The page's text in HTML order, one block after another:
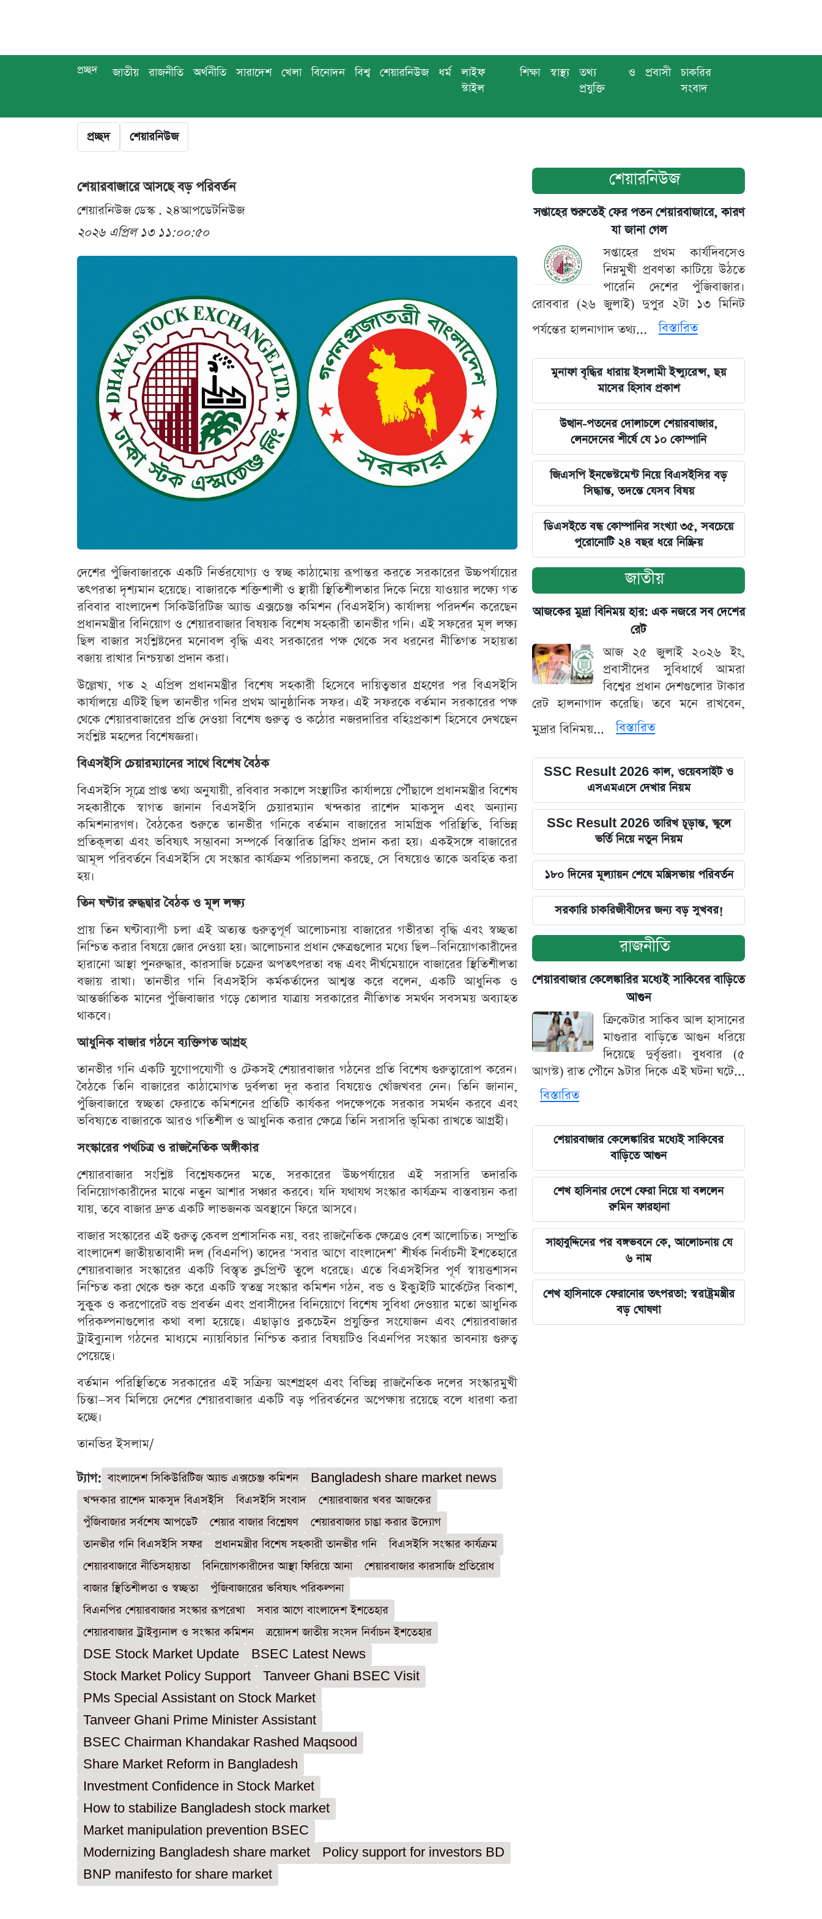
প্রচ্ছদ জাতীয় রাজনীতি অর্থনীতি সারাদেশ খেলা বিনোদন বিশ্ব শেয়ারনিউজ ধর্ম
লাইফ
স্টাইল
শিক্ষা স্বাস্থ্য
তথ্য ও
প্রযুক্তি
প্রবাসী
চাকরির
সংবাদ
প্রচ্ছদ শেয়ারনিউজ
শেয়ারবাজারে আসছে বড় পরিবর্তন
শেয়ারনিউজ ডেস্ক . ২৪আপডেটনিউজ
২০২৬ এপ্রিল ১৩ ১১:০০:৫০
দেশের পুঁজিবাজারকে একটি নির্ভরযোগ্য ও স্বচ্ছ কাঠামোয় রূপান্তর করতে সরকারের উচ্চপর্যায়ের
তৎপরতা দৃশ্যমান হয়েছে। বাজারকে শক্তিশালী ও স্থায়ী স্থিতিশীলতার দিকে নিয়ে যাওয়ার লক্ষ্যে গত
রবিবার বাংলাদেশ সিকিউরিটিজ অ্যান্ড এক্সচেঞ্জ কমিশন (বিএসইসি) কার্যালয় পরিদর্শন করেছেন
প্রধানমন্ত্রীর বিনিয়োগ ও শেয়ারবাজার বিষয়ক বিশেষ সহকারী তানভীর গনি। এই সফরের মূল লক্ষ্য
ছিল বাজার সংশ্লিষ্টদের মনোবল বৃদ্ধি এবং সরকারের পক্ষ থেকে সব ধরনের নীতিগত সহায়তা
বজায় রাখার নিশ্চয়তা প্রদান করা।
উল্লেখ্য, গত ২ এপ্রিল প্রধানমন্ত্রীর বিশেষ সহকারী হিসেবে দায়িত্বভার গ্রহণের পর বিএসইসি
কার্যালয়ে এটিই ছিল তানভীর গনির প্রথম আনুষ্ঠানিক সফর। এই সফরকে বর্তমান সরকারের পক্ষ
থেকে শেয়ারবাজারের প্রতি দেওয়া বিশেষ গুরুত্ব ও কঠোর নজরদারির বহিঃপ্রকাশ হিসেবে দেখছেন
সংশ্লিষ্ট মহলের বিশেষজ্ঞরা।
বিএসইসি চেয়ারম্যানের সাথে বিশেষ বৈঠক
বিএসইসি সূত্রে প্রাপ্ত তথ্য অনুযায়ী, রবিবার সকালে সংস্থাটির কার্যালয়ে পৌঁছালে প্রধানমন্ত্রীর বিশেষ
সহকারীকে স্বাগত জানান বিএসইসি চেয়ারম্যান খন্দকার রাশেদ মাকসুদ এবং অন্যান্য
কমিশনারগণ। বৈঠকের শুরুতে তানভীর গনিকে বর্তমান বাজারের সামগ্রিক পরিস্থিতি, বিভিন্ন
প্রতিকূলতা এবং ভবিষ্যৎ সম্ভাবনা সম্পর্কে বিস্তারিত ব্রিফিং প্রদান করা হয়। একইসঙ্গে বাজারের
আমূল পরিবর্তনে বিএসইসি যে সংস্কার কার্যক্রম পরিচালনা করছে, সে বিষয়েও তাকে অবহিত করা
হয়।
তিন ঘণ্টার রুদ্ধদ্বার বৈঠক ও মূল লক্ষ্য
প্রায় তিন ঘণ্টাব্যাপী চলা এই অত্যন্ত গুরুত্বপূর্ণ আলোচনায় বাজারের গভীরতা বৃদ্ধি এবং স্বচ্ছতা
নিশ্চিত করার বিষয়ে জোর দেওয়া হয়। আলোচনার প্রধান ক্ষেত্রগুলোর মধ্যে ছিল—বিনিয়োগকারীদের
হারানো আস্থা পুনরুদ্ধার, কারসাজি চক্রের অপতৎপরতা বন্ধ এবং দীর্ঘমেয়াদে বাজারের স্থিতিশীলতা
বজায় রাখা। তানভীর গনি বিএসইসি কর্মকর্তাদের আশ্বস্ত করে বলেন, একটি আধুনিক ও
আন্তর্জাতিক মানের পুঁজিবাজার গড়ে তোলার যাত্রায় সরকারের নীতিগত সমর্থন সবসময় অব্যাহত
থাকবে।
আধুনিক বাজার গঠনে ব্যক্তিগত আগ্রহ
তানভীর গনি একটি যুগোপযোগী ও টেকসই শেয়ারবাজার গঠনের প্রতি বিশেষ গুরুত্বারোপ করেন।
বৈঠকে তিনি বাজারের কাঠামোগত দুর্বলতা দূর করার বিষয়েও খোঁজখবর নেন। তিনি জানান,
পুঁজিবাজারে স্বচ্ছতা ফেরাতে কমিশনের প্রতিটি কার্যকর পদক্ষেপকে সরকার সমর্থন করবে এবং
ভবিষ্যতে বাজারকে আরও গতিশীল ও আধুনিক করার ক্ষেত্রে তিনি সরাসরি ভূমিকা রাখতে আগ্রহী।
সংস্কারের পথচিত্র ও রাজনৈতিক অঙ্গীকার
শেয়ারবাজার সংশ্লিষ্ট বিশ্লেষকদের মতে, সরকারের উচ্চপর্যায়ের এই সরাসরি তদারকি
বিনিয়োগকারীদের মাঝে নতুন আশার সঞ্চার করবে। যদি যথাযথ সংস্কার কার্যক্রম বাস্তবায়ন করা
যায়, তবে বাজার দ্রুত একটি লাভজনক অবস্থানে ফিরে আসবে।
বাজার সংস্কারের এই গুরুত্ব কেবল প্রশাসনিক নয়, বরং রাজনৈতিক ক্ষেত্রেও বেশ আলোচিত। সম্প্রতি
বাংলাদেশ জাতীয়তাবাদী দল (বিএনপি) তাদের ‘সবার আগে বাংলাদেশ’ শীর্ষক নির্বাচনী ইশতেহারে
শেয়ারবাজার সংস্কারের একটি বিস্তৃত ব্লু-প্রিন্ট তুলে ধরেছে। এতে বিএসইসির পূর্ণ স্বায়ত্তশাসন
নিশ্চিত করা থেকে শুরু করে একটি স্বতন্ত্র সংস্কার কমিশন গঠন, বন্ড ও ইক্যুইটি মার্কেটের বিকাশ,
সুকুক ও করপোরেট বন্ড প্রবর্তন এবং প্রবাসীদের বিনিয়োগে বিশেষ সুবিধা দেওয়ার মতো আধুনিক
পরিকল্পনাগুলোর কথা বলা হয়েছে। এছাড়াও ব্লকচেইন প্রযুক্তির সংযোজন এবং শেয়ারবাজার
ট্রাইব্যুনাল গঠনের মাধ্যমে ন্যায়বিচার নিশ্চিত করার বিষয়টিও বিএনপির সংস্কার ভাবনায় গুরুত্ব
পেয়েছে।
বর্তমান পরিস্থিতিতে সরকারের এই সক্রিয় অংশগ্রহণ এবং বিভিন্ন রাজনৈতিক দলের সংস্কারমুখী
চিন্তা—সব মিলিয়ে দেশের শেয়ারবাজার একটি বড় পরিবর্তনের অপেক্ষায় রয়েছে বলে ধারণা করা
হচ্ছে।
তানভির ইসলাম/
ট্যাগ: বাংলাদেশ সিকিউরিটিজ অ্যান্ড এক্সচেঞ্জ কমিশন
Bangladesh share market news
খন্দকার রাশেদ মাকসুদ বিএসইসি
বিএসইসি সংবাদ
শেয়ারবাজার খবর আজকের
পুঁজিবাজার সর্বশেষ আপডেট
শেয়ার বাজার বিশ্লেষণ
শেয়ারবাজার চাঙা করার উদ্যোগ
তানভীর গনি বিএসইসি সফর
প্রধানমন্ত্রীর বিশেষ সহকারী তানভীর গনি
বিএসইসি সংস্কার কার্যক্রম
শেয়ারবাজারে নীতিসহায়তা
বিনিয়োগকারীদের আস্থা ফিরিয়ে আনা
শেয়ারবাজার কারসাজি প্রতিরোধ
বাজার স্থিতিশীলতা ও স্বচ্ছতা
পুঁজিবাজারের ভবিষ্যৎ পরিকল্পনা
বিএনপির শেয়ারবাজার সংস্কার রূপরেখা
সবার আগে বাংলাদেশ ইশতেহার
শেয়ারবাজার ট্রাইব্যুনাল ও সংস্কার কমিশন
ত্রয়োদশ জাতীয় সংসদ নির্বাচন ইশতেহার
DSE Stock Market Update
BSEC Latest News
Stock Market Policy Support
Tanveer Ghani BSEC Visit
PMs Special Assistant on Stock Market
Tanveer Ghani Prime Minister Assistant
BSEC Chairman Khandakar Rashed Maqsood
Share Market Reform in Bangladesh
Investment Confidence in Stock Market
How to stabilize Bangladesh stock market
Market manipulation prevention BSEC
Modernizing Bangladesh share market
Policy support for investors BD
BNP manifesto for share market
শেয়ারনিউজ
সপ্তাহের শুরুতেই ফের পতন শেয়ারবাজারে, কারণ
যা জানা গেল
সপ্তাহের প্রথম কার্যদিবসেও
নিম্নমুখী প্রবণতা কাটিয়ে উঠতে
পারেনি দেশের পুঁজিবাজার।
রোববার (২৬ জুলাই) দুপুর ২টা ১৩ মিনিট
পর্যন্তের হালনাগাদ তথ্য...
বিস্তারিত
মুনাফা বৃদ্ধির ধারায় ইসলামী ইন্স্যুরেন্স, ছয়
মাসের হিসাব প্রকাশ
উত্থান-পতনের দোলাচলে শেয়ারবাজার,
লেনদেনের শীর্ষে যে ১০ কোম্পানি
জিএসপি ইনভেস্টমেন্ট নিয়ে বিএসইসির বড়
সিদ্ধান্ত, তদন্তে যেসব বিষয়
ডিএসইতে বন্ধ কোম্পানির সংখ্যা ৩৫, সবচেয়ে
পুরোনোটি ২৪ বছর ধরে নিষ্ক্রিয়
জাতীয়
আজকের মুদ্রা বিনিময় হার: এক নজরে সব দেশের
রেট
আজ ২৫ জুলাই ২০২৬ ইং,
প্রবাসীদের সুবিধার্থে আমরা
বিশ্বের প্রধান দেশগুলোর টাকার
রেট হালনাগাদ করেছি। তবে মনে রাখবেন,
মুদ্রার বিনিময়...
বিস্তারিত
SSC Result 2026 কাল, ওয়েবসাইট ও
এসএমএসে দেখার নিয়ম
SSc Result 2026 তারিখ চূড়ান্ত, স্কুলে
ভর্তি নিয়ে নতুন নিয়ম
১৮০ দিনের মূল্যায়ন শেষে মন্ত্রিসভায় পরিবর্তন
সরকারি চাকরিজীবীদের জন্য বড় সুখবর!
রাজনীতি
শেয়ারবাজার কেলেঙ্কারির মধ্যেই সাকিবের বাড়িতে
আগুন
ক্রিকেটার সাকিব আল হাসানের
মাগুরার বাড়িতে আগুন ধরিয়ে
দিয়েছে দুর্বৃত্তরা। বুধবার (৫
আগস্ট) রাত পৌনে ৯টার দিকে এই ঘটনা ঘটে...
বিস্তারিত
শেয়ারবাজার কেলেঙ্কারির মধ্যেই সাকিবের
বাড়িতে আগুন
শেখ হাসিনার দেশে ফেরা নিয়ে যা বললেন
রুমিন ফারহানা
সাহাবুদ্দিনের পর বঙ্গভবনে কে, আলোচনায় যে
৬ নাম
শেখ হাসিনাকে ফেরানোর তৎপরতা: স্বরাষ্ট্রমন্ত্রীর
বড় ঘোষণা